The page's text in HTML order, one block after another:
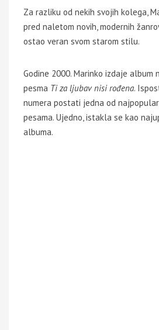
Za razliku od nekih svojih kolega,
pred naletom novih, modernih
ostao veran svom starom stilu.
Godine 2000. Marinko izdaje album
pesma Ti za ljubav nisi rođena.
numera postati jedna od
pesama. Ujedno, istakla se kao
albuma.